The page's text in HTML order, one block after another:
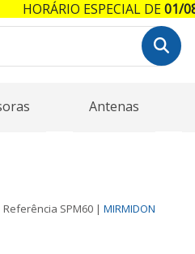
Antenas
Referência SPM60 | MIRMIDON
HORÁRIO ESPECIAL DE01/